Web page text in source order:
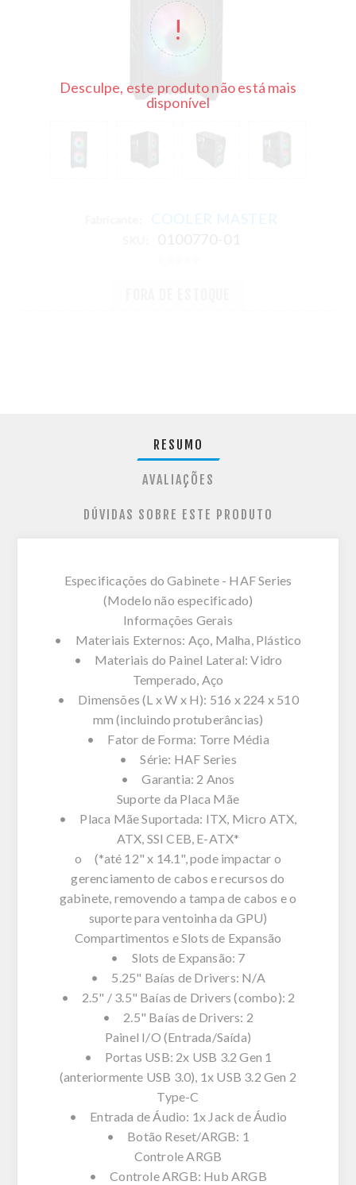
Desculpe, este produto não está mais
disponível
COOLER MASTER
RESUMO
AVALIAÇÕES
DÚVIDAS SOBRE ESTE PRODUTO
Especificações do Gabinete - HAF Series
(Modelo não especificado)
Informações Gerais
• Materiais Externos: Aço, Malha, Plástico
• Materiais do Painel Lateral: Vidro
Temperado, Aço
• Dimensões (L x W x H): 516 x 224 x 510
mm (incluindo protuberâncias)
• Fator de Forma: Torre Média
• Série: HAF Series
• Garantia: 2 Anos
Suporte da Placa Mãe
• Placa Mãe Suportada: ITX, Micro ATX,
ATX, SSI CEB, E-ATX*
o (*até 12" x 14.1", pode impactar o
gerenciamento de cabos e recursos do
gabinete, removendo a tampa de cabos e o
suporte para ventoinha da GPU)
Compartimentos e Slots de Expansão
• Slots de Expansão: 7
• 5.25" Baías de Drivers: N/A
• 2.5" / 3.5" Baías de Drivers (combo): 2
• 2.5" Baías de Drivers: 2
Painel I/O (Entrada/Saída)
• Portas USB: 2x USB 3.2 Gen 1
(anteriormente USB 3.0), 1x USB 3.2 Gen 2
Type-C
• Entrada de Áudio: 1x Jack de Áudio
• Botão Reset/ARGB: 1
Controle ARGB
• Controle ARGB: Hub ARGB